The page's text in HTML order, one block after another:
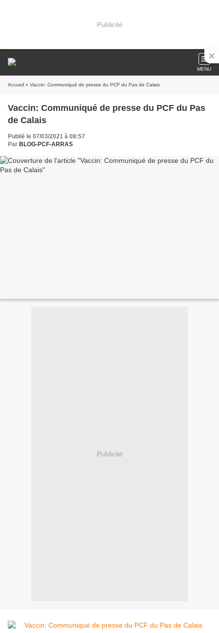
Publicité
MENU
Accueil » Vaccin: Communiqué de presse du PCF du Pas de Calais
Vaccin: Communiqué de presse du PCF du Pas
de Calais
Publié le 07/03/2021 à 08:57
Par BLOG-PCF-ARRAS
Publicité